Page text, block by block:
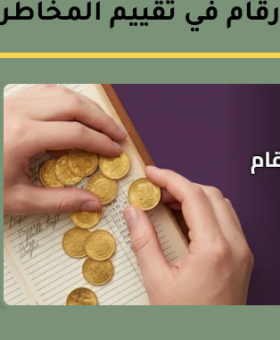
في تقييم المخاطر